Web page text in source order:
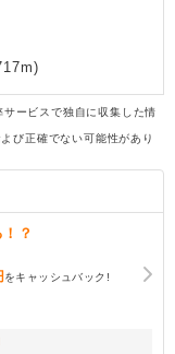
m)
ービスで独自に収集した情
び正確でない可能性があり
？
をキャッシュバック!